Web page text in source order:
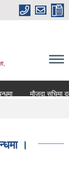
मौजुदा सुचिमा दर्ता
।